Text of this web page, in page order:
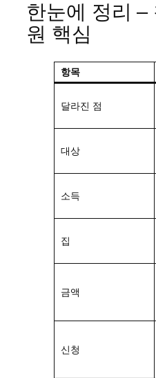
한눈에 정리 –
원 핵심
항목
달라진 점
대상
소득
집
금액
신청